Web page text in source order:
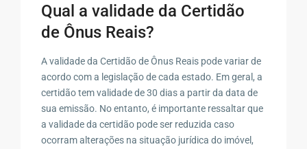
Qual a validade da Certidão
de Ônus Reais?
A validade da Certidão de Ônus Reais pode variar de
acordo com a legislação de cada estado. Em geral, a
certidão tem validade de 30 dias a partir da data de
sua emissão. No entanto, é importante ressaltar que
a validade da certidão pode ser reduzida caso
ocorram alterações na situação jurídica do imóvel,